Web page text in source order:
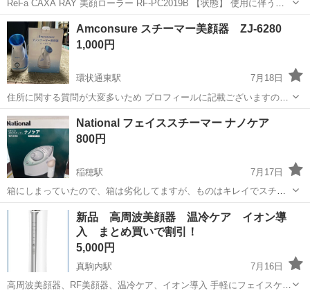
ReFa CAXA RAY 美顔ローラー RF-PC2019B 【状態】 使用に伴う多
少のスレ、キズ、落としきれない汚れなどございます ・詳細は現地で
ご確認ください ・お値引きは出来かねますのでご了承願います...
北海道 旭川市
Amconsure スチーマー美顔器 ZJ-6280
1,000円
環状通東駅
7月18日
住所に関する質問が大変多いため プロフィールに記載ございますので
先にご確認くださいませ 動作確認済み 多少使用感ごさいますが まだ
まだご使用可能です！ 札幌市内＋1000円にてお届けもいたします 冷
蔵庫、洗濯機在庫...
北海道 札幌市 美顔器
National フェイススチーマー ナノケア
800円
稲穂駅
7月17日
箱にしまっていたので、箱は劣化してますが、ものはキレイでスチー
ムもでました。クールパター付き。 スチーム出ましたが他のものは未
確認です。
北海道 札幌市 稲穂駅 美容家電 ナノケア
新品 高周波美顔器 温冷ケア イオン導
入 まとめ買いで割引！
5,000円
真駒内駅
7月16日
高周波美顔器、RF美顔器、温冷ケア、イオン導入 手軽にフェイスケア